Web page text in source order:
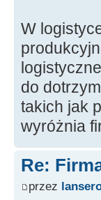
W
do
takich jak
wyróżnia
Re:
przez